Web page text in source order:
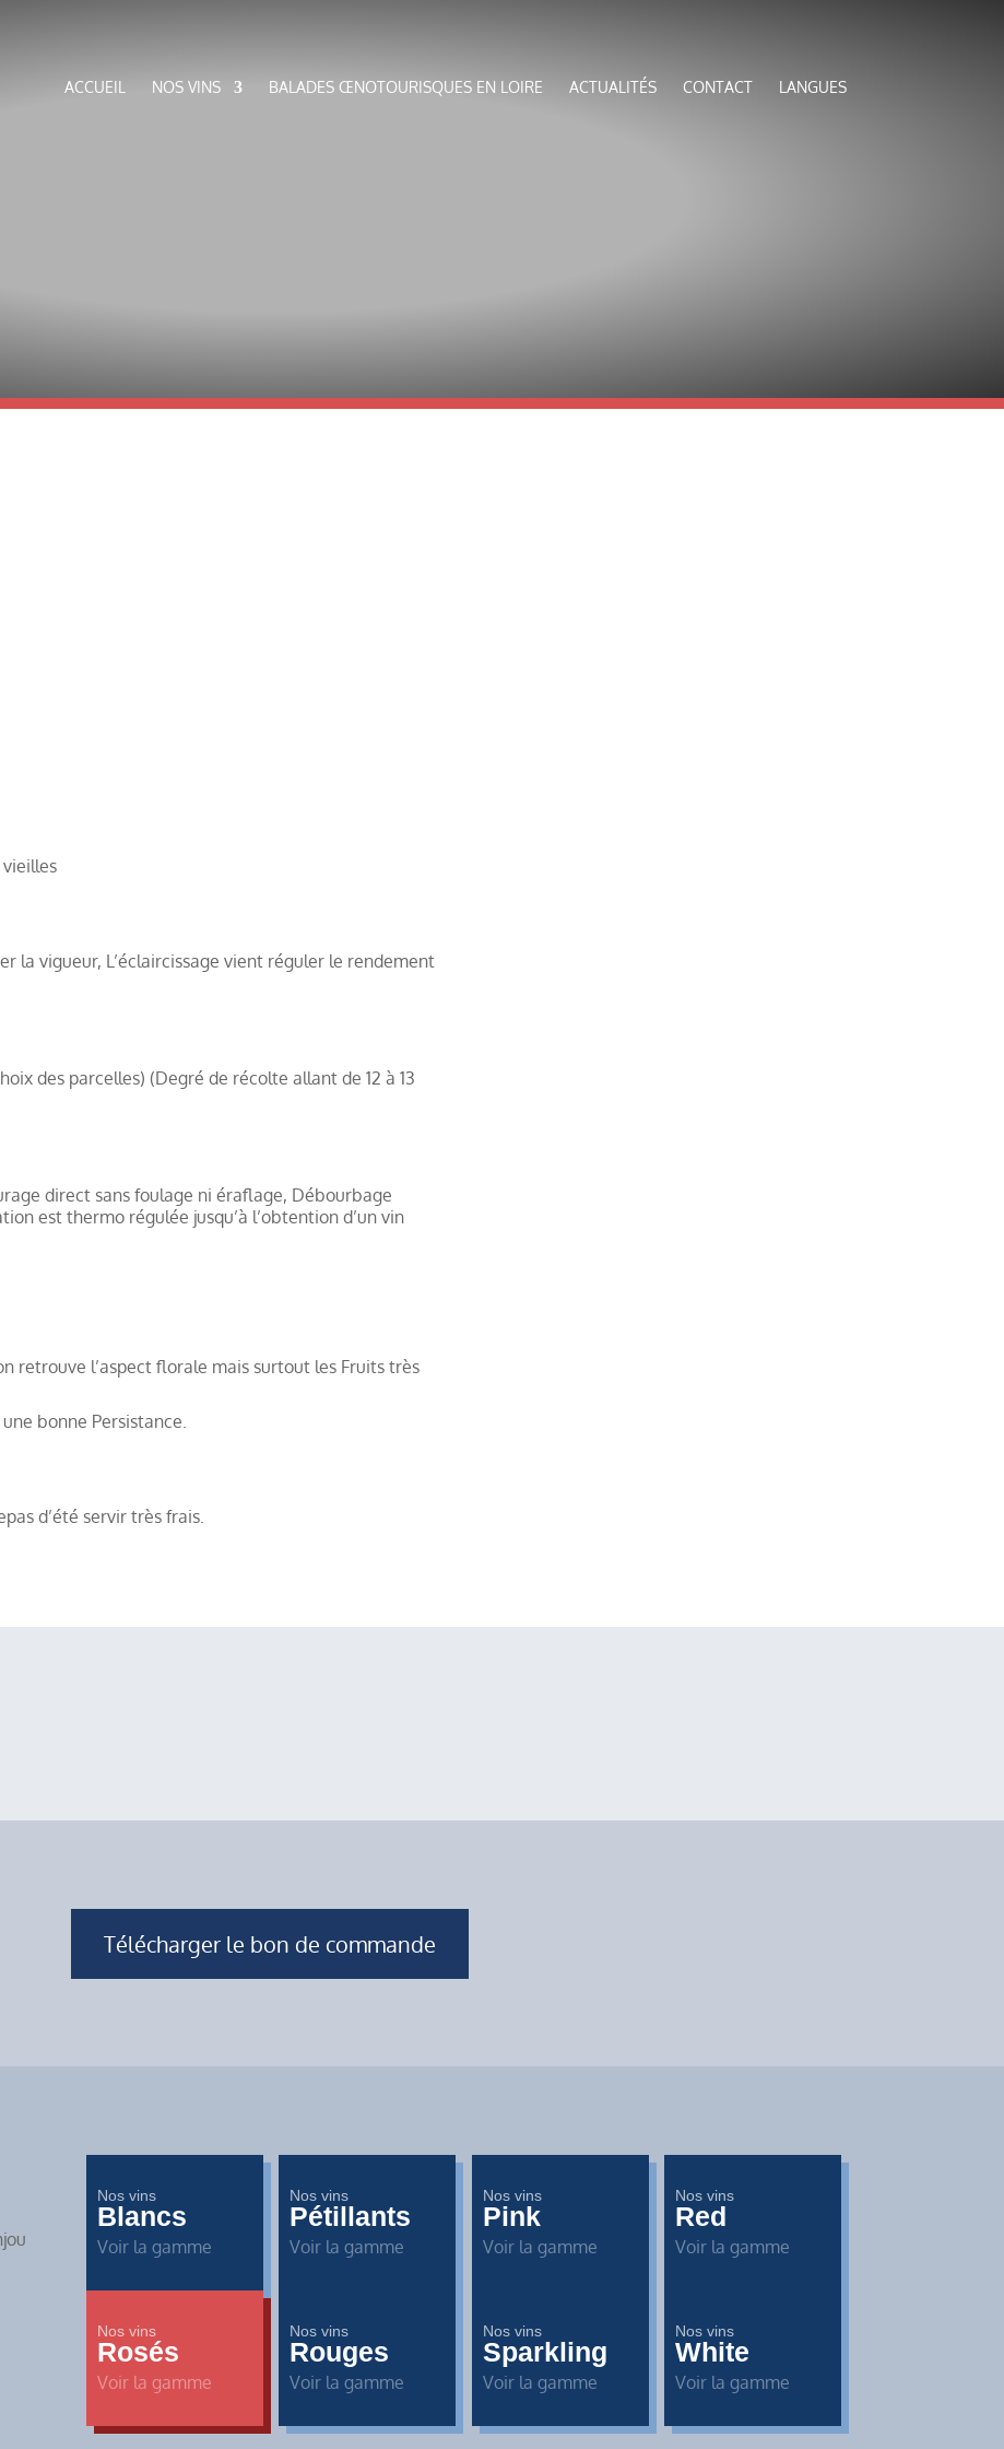
ACCUEIL NOS VINS BALADES ŒNOTOURISQUES EN LOIRE ACTUALITÉS CONTACT LANGUES
vieilles
la vigueur, L’éclaircissage vient réguler le rendement
des parcelles) (Degré de récolte allant de 12 à 13
direct sans foulage ni éraflage, Débourbage
est thermo régulée jusqu’à l’obtention d’un vin
retrouve l’aspect florale mais surtout les Fruits très
bonne Persistance.
d’été servir très frais.
Télécharger le bon de commande
Nos vins
Blancs
Voir la gamme
Nos vins
Pétillants
Voir la gamme
Nos vins
Pink
Voir la gamme
Nos vins
Red
Voir la gamme
Nos vins
Rosés
Voir la gamme
Nos vins
Rouges
Voir la gamme
Nos vins
Sparkling
Voir la gamme
Nos vins
White
Voir la gamme